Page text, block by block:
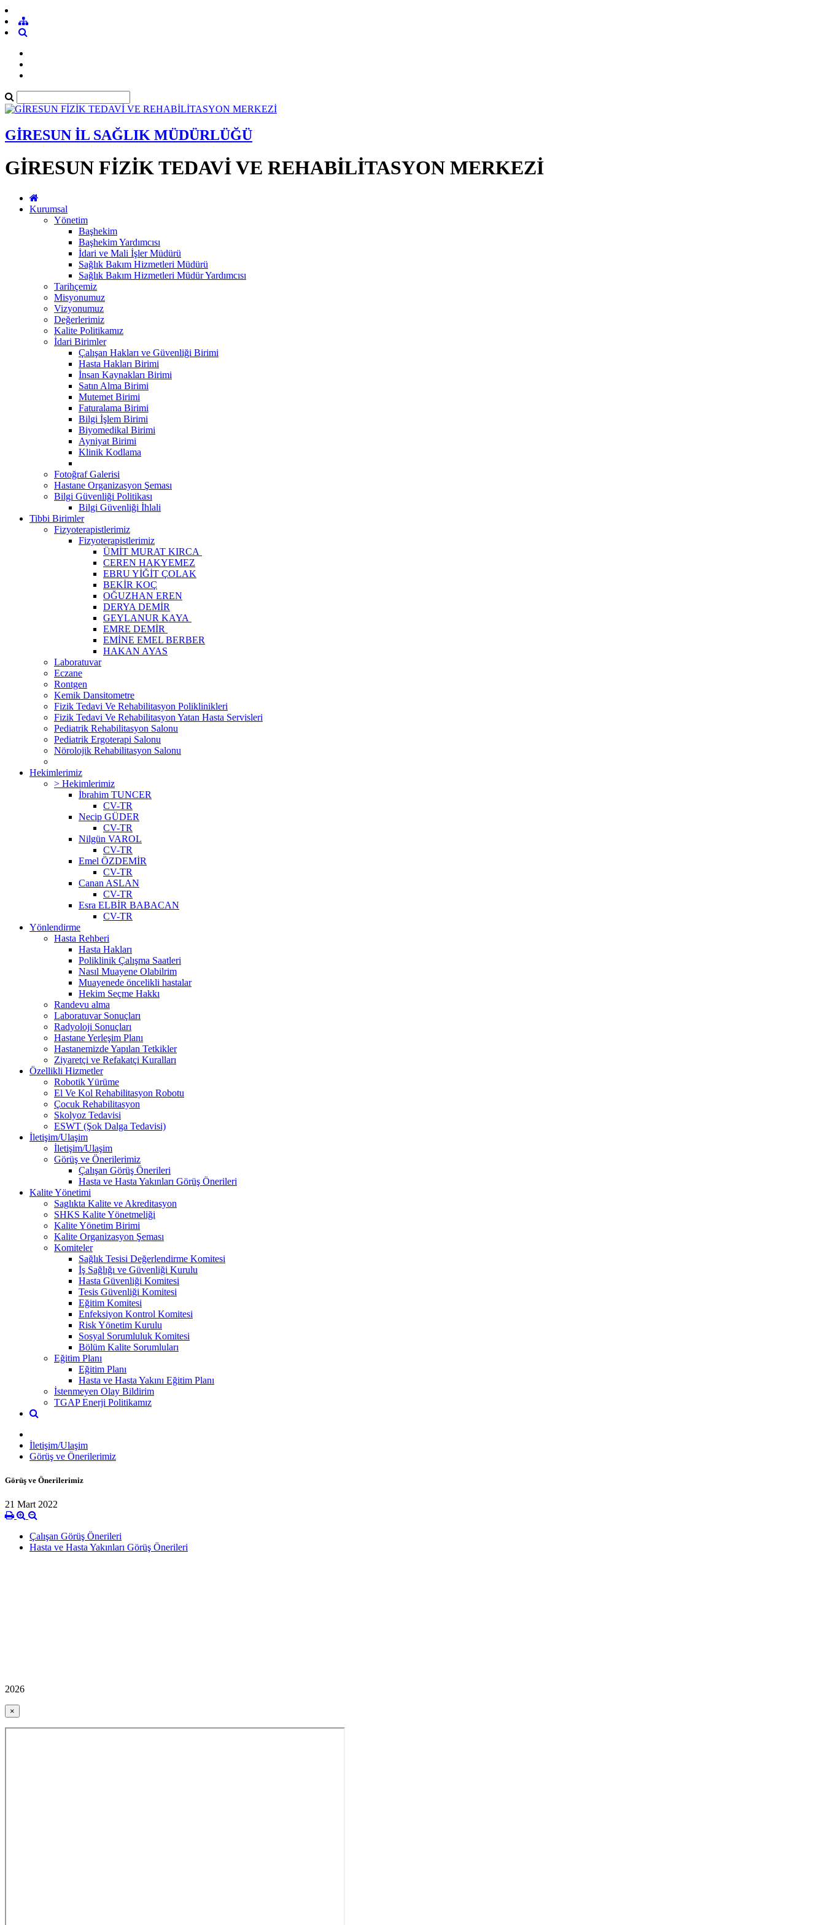
GİRESUN İL SAĞLIK MÜDÜRLÜĞÜ
GİRESUN FİZİK TEDAVİ VE REHABİLİTASYON MERKEZİ
Kurumsal
Yönetim
Başhekim
Başhekim Yardımcısı
İdari ve Mali İşler Müdürü
Sağlık Bakım Hizmetleri Müdürü
Sağlık Bakım Hizmetleri Müdür Yardımcısı
Tarihçemiz
Misyonumuz
Vizyonumuz
Değerlerimiz
Kalite Politikamız
İdari Birimler
Çalışan Hakları ve Güvenliği Birimi
Hasta Hakları Birimi
İnsan Kaynakları Birimi
Satın Alma Birimi
Mutemet Birimi
Faturalama Birimi
Bilgi İşlem Birimi
Biyomedikal Birimi
Ayniyat Birimi
Klinik Kodlama
Fotoğraf Galerisi
Hastane Organizasyon Şeması
Bilgi Güvenliği Politikası
Bilgi Güvenliği İhlali
Tibbi Birimler
Fizyoterapistlerimiz
Fizyoterapistlerimiz
ÜMİT MURAT KIRCA
CEREN HAKYEMEZ
EBRU YİĞİT ÇOLAK
BEKİR KOÇ
OĞUZHAN EREN
DERYA DEMİR
GEYLANUR KAYA
EMRE DEMİR
EMİNE EMEL BERBER
HAKAN AYAS
Laboratuvar
Eczane
Rontgen
Kemik Dansitometre
Fizik Tedavi Ve Rehabilitasyon Poliklinikleri
Fizik Tedavi Ve Rehabilitasyon Yatan Hasta Servisleri
Pediatrik Rehabilitasyon Salonu
Pediatrik Ergoterapi Salonu
Nörolojik Rehabilitasyon Salonu
Hekimlerimiz
> Hekimlerimiz
İbrahim TUNCER
CV-TR
Necip GÜDER
CV-TR
Nilgün VAROL
CV-TR
Emel ÖZDEMİR
CV-TR
Canan ASLAN
CV-TR
Esra ELBİR BABACAN
CV-TR
Yönlendirme
Hasta Rehberi
Hasta Hakları
Poliklinik Çalışma Saatleri
Nasıl Muayene Olabilrim
Muayenede öncelikli hastalar
Hekim Seçme Hakkı
Randevu alma
Laboratuvar Sonuçları
Radyoloji Sonuçları
Hastane Yerleşim Planı
Hastanemizde Yapılan Tetkikler
Ziyaretçi ve Refakatçi Kuralları
Özellikli Hizmetler
Robotik Yürüme
El Ve Kol Rehabilitasyon Robotu
Çocuk Rehabilitasyon
Skolyoz Tedavisi
ESWT (Şok Dalga Tedavisi)
İletişim/Ulaşim
İletişim/Ulaşim
Görüş ve Önerilerimiz
Çalışan Görüş Önerileri
Hasta ve Hasta Yakınları Görüş Önerileri
Kalite Yönetimi
Saglıkta Kalite ve Akreditasyon
SHKS Kalite Yönetmeliği
Kalite Yönetim Birimi
Kalite Organizasyon Şeması
Komiteler
Sağlık Tesisi Değerlendirme Komitesi
İş Sağlığı ve Güvenliği Kurulu
Hasta Güvenliği Komitesi
Tesis Güvenliği Komitesi
Eğitim Komitesi
Enfeksiyon Kontrol Komitesi
Risk Yönetim Kurulu
Sosyal Sorumluluk Komitesi
Bölüm Kalite Sorumluları
Eğitim Planı
Eğitim Planı
Hasta ve Hasta Yakını Eğitim Planı
İstenmeyen Olay Bildirim
TGAP Enerji Politikamız
İletişim/Ulaşim
Görüş ve Önerilerimiz
Görüş ve Önerilerimiz
21 Mart 2022
Çalışan Görüş Önerileri
Hasta ve Hasta Yakınları Görüş Önerileri
2026
×